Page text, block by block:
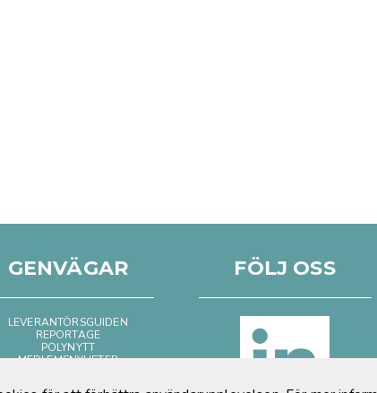
GENVÄGAR
LEVERANTÖRSGUIDEN
REPORTAGE
POLYNYTT
MEDLEMSNYHETER
FÖLJ OSS